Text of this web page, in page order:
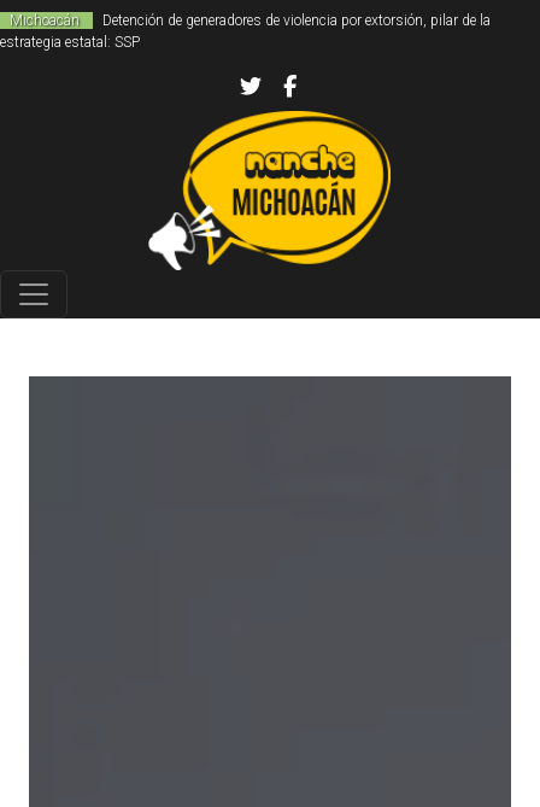
Michoacán
Detención de generadores de violencia por extorsión, pilar de la
estrategia estatal: SSP